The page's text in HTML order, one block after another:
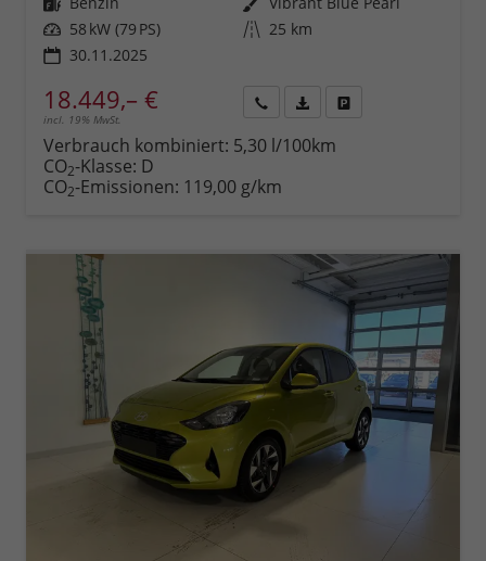
Leistung 58 kW (79 PS) Kilometerstand 25 km
30.11.2025
18.449,– €
incl. 19% MwSt.
anfordern
Datei,
Verbrauch kombiniert: 5,30 l/100km
CO2-Klasse: D
CO2-Emissionen: 119,00 g/km